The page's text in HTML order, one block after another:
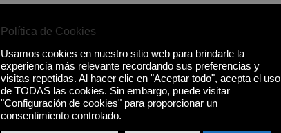
Política de Cookies
Usamos cookies en nuestro sitio web para brindarle la
experiencia más relevante recordando sus preferencias y
visitas repetidas. Al hacer clic en "Aceptar todo", acepta el uso
de TODAS las cookies. Sin embargo, puede visitar
"Configuración de cookies" para proporcionar un
consentimiento controlado.